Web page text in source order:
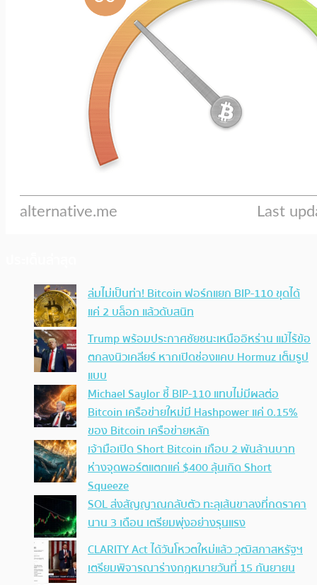
ล่มไม่เป็นท่า! Bitcoin ฟอร์กแยก BIP-110 ขุดได้
แค่ 2 บล็อก แล้วดับสนิท
Trump พร้อมประกาศชัยชนะเหนืออิหร่าน แม้ไร้ข้อ
ตกลงนิวเคลียร์ หากเปิดช่องแคบ Hormuz เต็มรูป
แบบ
Michael Saylor ชี้ BIP-110 แทบไม่มีผลต่อ
Bitcoin เครือข่ายใหม่มี Hashpower แค่ 0.15%
ของ Bitcoin เครือข่ายหลัก
เจ้ามือเปิด Short Bitcoin เกือบ 2 พันล้านบาท
ห่างจุดพอร์ตแตกแค่ $400 ลุ้นเกิด Short
Squeeze
SOL ส่งสัญญาณกลับตัว ทะลุเส้นขาลงที่กดราคา
นาน 3 เดือน เตรียมพุ่งอย่างรุนแรง
CLARITY Act ได้วันโหวตใหม่แล้ว วุฒิสภาสหรัฐฯ
เตรียมพิจารณาร่างกฎหมายวันที่ 15 กันยายน